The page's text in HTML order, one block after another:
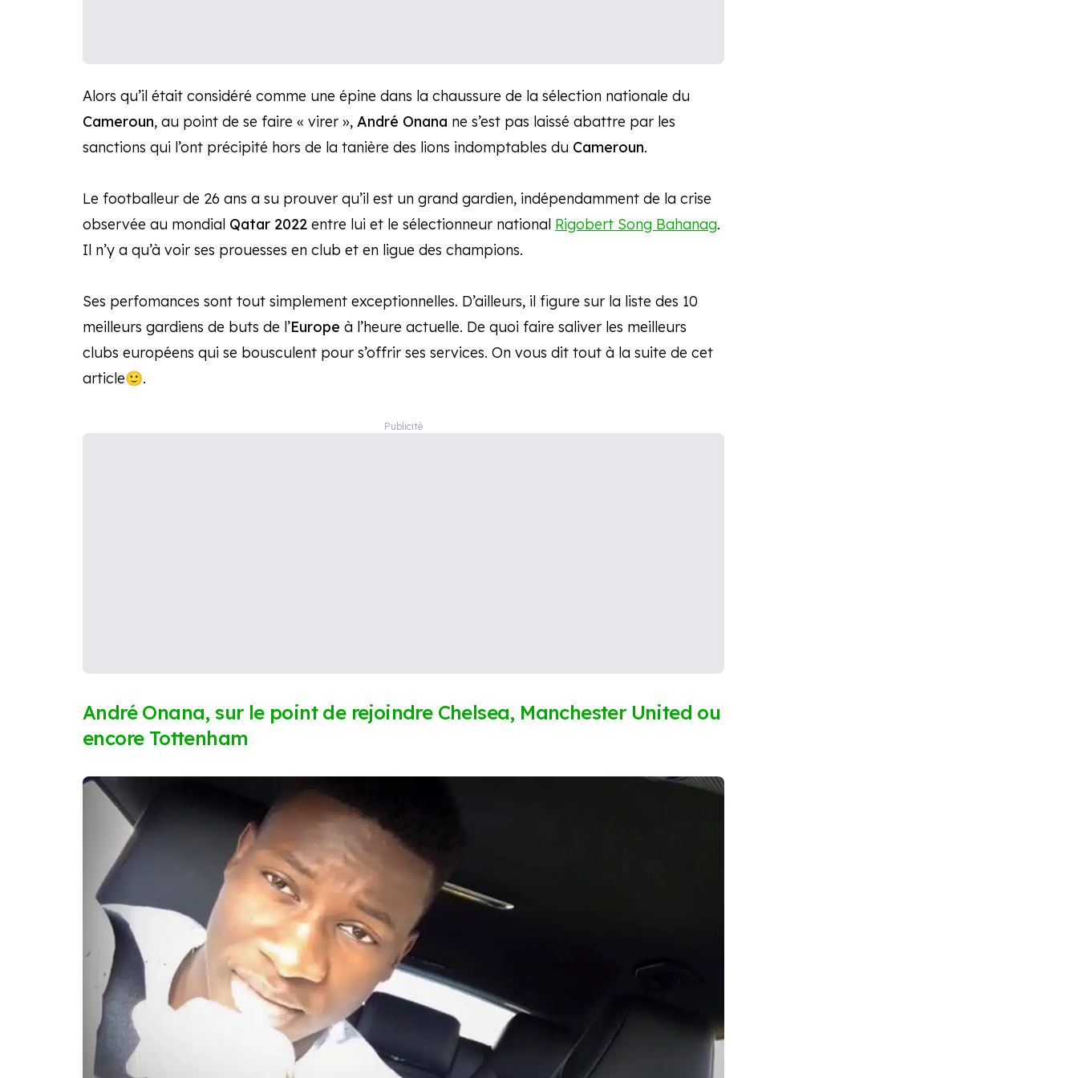
Alors qu’il était considéré comme une épine dans la chaussure de la sélection nationale du
Cameroun, au point de se faire « virer », André Onana ne s’est pas laissé abattre par les
sanctions qui l’ont précipité hors de la tanière des lions indomptables du Cameroun.
Le footballeur de 26 ans a su prouver qu’il est un grand gardien, indépendamment de la crise
observée au mondial Qatar 2022 entre lui et le sélectionneur national Rigobert Song Bahanag.
Il n’y a qu’à voir ses prouesses en club et en ligue des champions.
Ses perfomances sont tout simplement exceptionnelles. D’ailleurs, il figure sur la liste des 10
meilleurs gardiens de buts de l’Europe à l’heure actuelle. De quoi faire saliver les meilleurs
clubs européens qui se bousculent pour s’offrir ses services. On vous dit tout à la suite de cet
article🙂.
André Onana, sur le point de rejoindre Chelsea, Manchester United ou
encore Tottenham